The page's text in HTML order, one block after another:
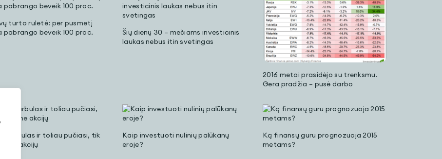
turto ruletė: per pusmetį
beveik 100 proc.
Šių dienų 30 – mečiams investicinis
laukas nebus itin svetingas
2016 metai prasidėjo su trenksmu.
Gera pradžia – pusė darbo
burbulas ir toliau pučiasi, tik
ne akcijų
Kaip investuoti nulinių palūkanų
eroje?
Ką finansų guru prognozuoja 2015
metams?